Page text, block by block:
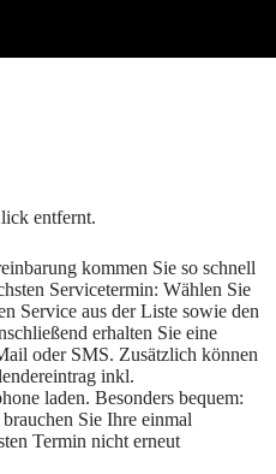
kommen Sie so schnell
Servicetermin: Wählen Sie
Service aus der Liste sowie den
erhalten Sie eine
oder SMS. Zusätzlich können
inkl.
laden. Besonders bequem:
Sie Ihre einmal
Termin nicht erneut